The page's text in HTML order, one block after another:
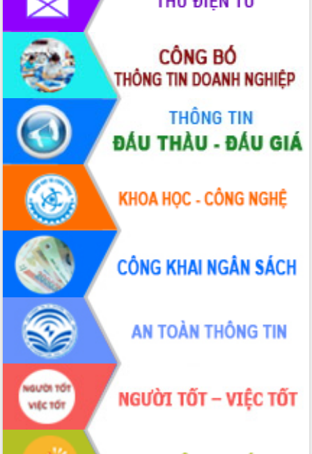
Định vị cà phê Việt Nam như một “di
sản sống” trong dòng chảy toàn cầu
Xây dựng nông thôn mới: Nâng cao đời
sống người dân từ những mô hình thiết
thực
Quyết liệt tháo gỡ vướng mắc, đẩy
nhanh tiến độ các dự án trọng điểm
trong Khu kinh tế Nam Phú Yên
Hòn Yến phát triển du lịch gắn với bảo
tồn biển
Lấy ý kiến điều chỉnh Quy hoạch tỉnh
Đắk Lắk thời kỳ 2021-2030, tầm nhìn
đến năm 2050
Phát động chiến dịch 30 ngày đêm
giải phóng mặt bằng Tuyến đường bộ
ven biển
Đắk Lắk nỗ lực thúc đẩy tăng trưởng
kinh tế từ 10% trở lên trong Quý
II/2026
Đắk Lắk ký kết thỏa thuận hợp tác về
chuyển đổi số giai đoạn 2026 – 2030
với Tập đoàn Bưu chính Viễn thông
Việt Nam
Thứ trưởng Bộ Y tế làm việc với tỉnh
Đắk Lắk về phát triển nhân lực y tế
cho trạm y tế cấp xã
Du lịch Đắk Lắk nâng tầm trải nghiệm
du khách thông qua Hệ thống cơ sở dữ
liệu và Bản đồ số